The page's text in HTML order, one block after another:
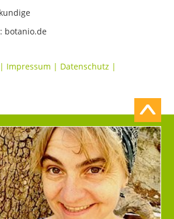
botanio.de
| Impressum | Datenschutz |